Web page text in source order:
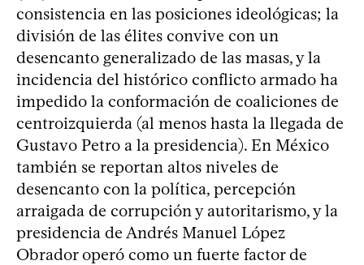
consistencia en las posiciones ideológicas; la
división de las élites convive con un
desencanto generalizado de las masas, y la
incidencia del histórico conflicto armado ha
impedido la conformación de coaliciones de
centroizquierda (al menos hasta la llegada de
Gustavo Petro a la presidencia). En México
también se reportan altos niveles de
desencanto con la política, percepción
arraigada de corrupción y autoritarismo, y la
presidencia de Andrés Manuel López
Obrador operó como un fuerte factor de